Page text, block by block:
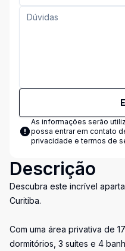
As informações serão
possa entrar em contato
privacidade e termos de
Descrição
Descubra este incrível
Curitiba.
Com uma área privativa de
dormitórios, 3 suítes e 4